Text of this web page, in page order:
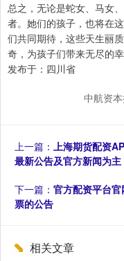
总之，无论是蛇女、马女
者。她们的孩子，也将在
们共同期待，这些天生丽
奇，为孩子们带来无尽的幸
发布于：四川省
中航资
上一篇： 上海期货配资
最新公告及官方新闻为主
下一篇： 官方配资平台
票的公告
相关文章